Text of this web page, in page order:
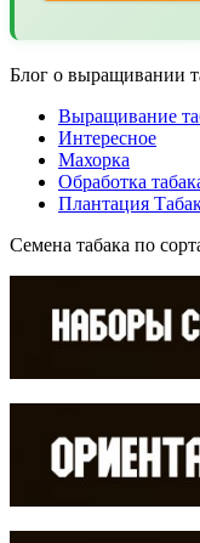
Блог о выращивании
Выращивание
Интересное
Махорка
Обработка
Плантация
Семена табака по